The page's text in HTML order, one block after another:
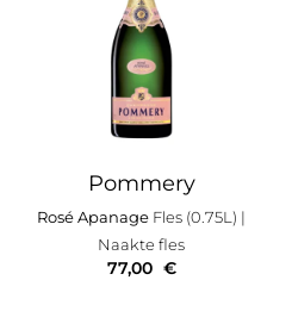
Pommery
Rosé Apanage Fles (0.75L) |
Naakte fles
77,00 €